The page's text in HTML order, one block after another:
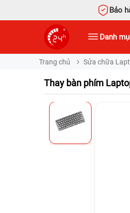
Bảo
Danh
Trang chủ Sửa chữa
Thay bàn phím